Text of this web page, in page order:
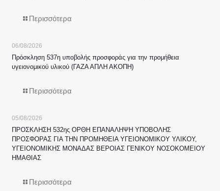
Περισσότερα
06/08/2026
Πρόσκληση 537η υποβολής προσφοράς για την προμήθεια
υγειονομικού υλικού (ΓΑΖΑ ΑΠΛΗ ΑΚΟΠΗ)
Περισσότερα
05/08/2026
ΠΡΟΣΚΛΗΣΗ 532ης ΟΡΘΗ ΕΠΑΝΑΛΗΨΗ ΥΠΟΒΟΛΗΣ
ΠΡΟΣΦΟΡΑΣ ΓΙΑ ΤΗΝ ΠΡΟΜΗΘΕΙΑ ΥΓΕΙΟΝΟΜΙΚΟΥ ΥΛΙΚΟΥ,
ΥΓΕΙΟΝΟΜΙΚΗΣ ΜΟΝΑΔΑΣ ΒΕΡΟΙΑΣ ΓΕΝΙΚΟΥ ΝΟΣΟΚΟΜΕΙΟΥ
ΗΜΑΘΙΑΣ
Περισσότερα